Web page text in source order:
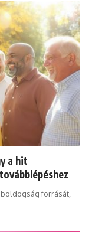
a hit
forrását,